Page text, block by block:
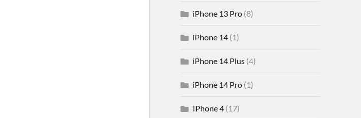
iPhone 13 Pro(8)
iPhone 14(1)
iPhone 14 Plus(4)
iPhone 14 Pro(1)
IPhone 4(17)